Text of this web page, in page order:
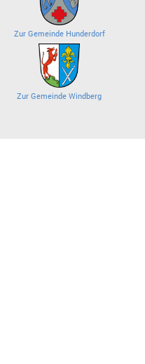
Zur Gemeinde Hunderdorf
Zur Gemeinde Windberg